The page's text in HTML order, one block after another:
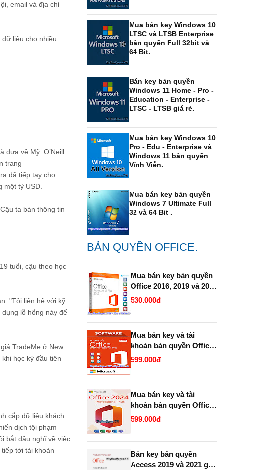
email và địa chỉ
liệu cho nhiều
đưa về Mỹ. O’Neill
trang
đã tiếp tay cho
tỷ USD.
ta bán thông tin
tuổi, cậu theo học
"Tôi liên hệ với kỹ
lỗ hổng này để
TradeMe ở New
học kỳ đầu tiên
cắp dữ liệu khách
dịch tội phạm
bắt đầu nghĩ về việc
tới tài khoản
Mua bán key Windows 10
LTSC và LTSB Enterprise
bản quyền Full 32bit và
64 Bit.
Bán key bản quyền
Windows 11 Home - Pro -
Education - Enterprise -
LTSC - LTSB giá rẻ.
Mua bán key Windows 10
Pro - Edu - Enterprise và
Windows 11 bản quyền
Vĩnh Viễn.
Mua bán key bản quyền
Windows 7 Ultimate Full
32 và 64 Bit .
BẢN QUYỀN OFFICE.
Mua bán key bản quyền
Office 2016, 2019 và 2021
Pro Plus (365 ) Vĩnh Viễn
530.000đ
Mua bán key và tài
khoản bản quyền Office
2019 và 2021 Pro Plus
(365 trọn đời ).
599.000đ
Mua bán key và tài
khoản bản quyền Office
2024 Pro Plus (365
599.000đ
Bán key bản quyền
Access 2019 và 2021 giá